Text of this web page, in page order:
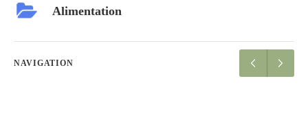
Alimentation
NAVIGATION